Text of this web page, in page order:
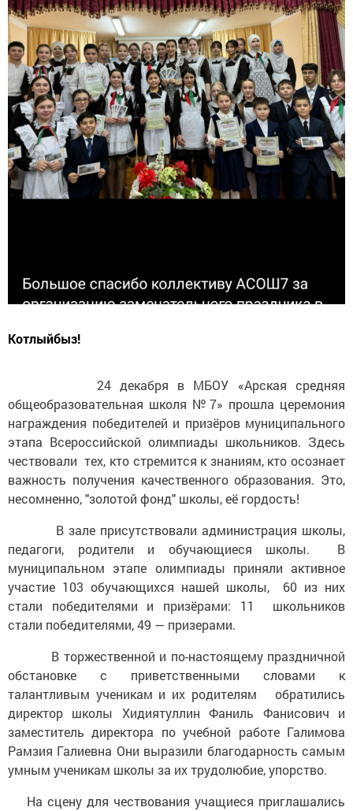
Котлыйбыз!
24 декабря в МБОУ «Арская средняя
общеобразовательная школя №7» прошла церемония
награждения победителей и призёров муниципального
этапа Всероссийской олимпиады школьников. Здесь
чествовали тех, кто стремится к знаниям, кто осознает
важность получения качественного образования. Это,
несомненно, "золотой фонд" школы, её гордость!
В зале присутствовали администрация школы,
педагоги, родители и обучающиеся школы. В
муниципальном этапе олимпиады приняли активное
участие 103 обучающихся нашей школы, 60 из них
стали победителями и призёрами: 11 школьников
стали победителями, 49 — призерами.
В торжественной и по-настоящему праздничной
обстановке с приветственными словами к
талантливым ученикам и их родителям обратились
директор школы Хидиятуллин Фаниль Фанисович и
заместитель директора по учебной работе Галимова
Рамзия Галиевна Они выразили благодарность самым
умным ученикам школы за их трудолюбие, упорство.
На сцену для чествования учащиеся приглашались